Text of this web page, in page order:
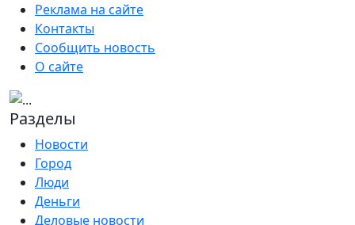
Реклама на сайте
Контакты
Сообщить новость
О сайте
Разделы
Новости
Город
Люди
Деньги
Деловые новости